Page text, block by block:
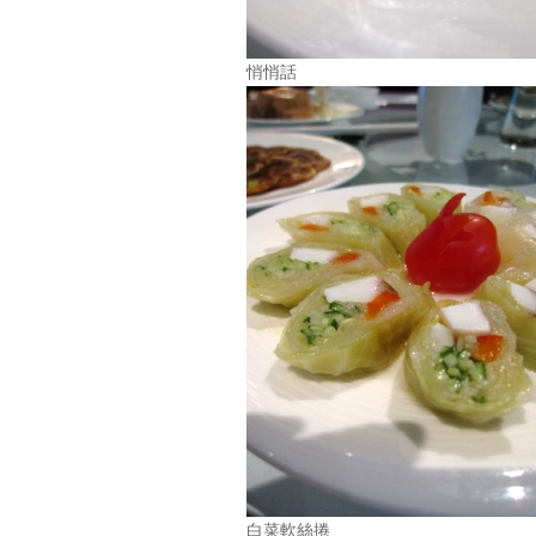
悄悄話
白菜軟絲捲